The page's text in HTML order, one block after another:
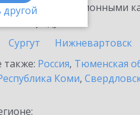
с информационными
Сургут Нижневартовск
также: Россия, Тюменская
Коми,